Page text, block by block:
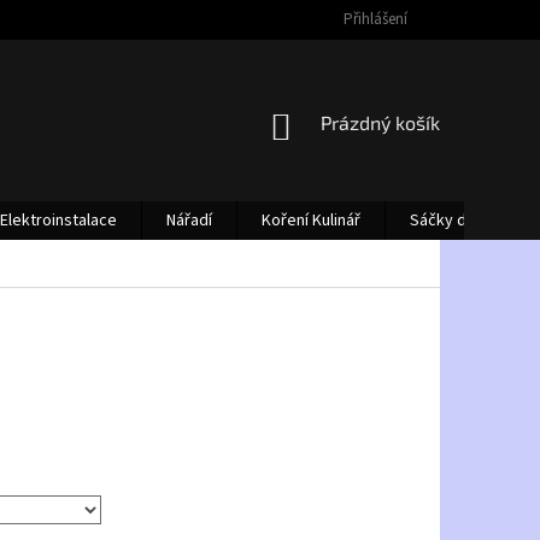
Přihlášení
NÁKUPNÍ
Prázdný košík
Elektroinstalace Nářadí Koření Kulinář
Sáčky do